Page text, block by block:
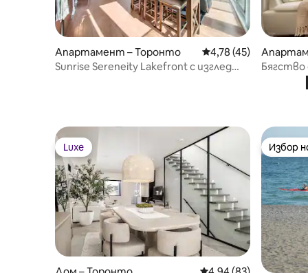
Апартамент – Торонто Средна оценка:
4,78 (45)
Sunrise Sereneity Lakefront с изглед
Бягство
Luxe
Luxe Избор
Избор